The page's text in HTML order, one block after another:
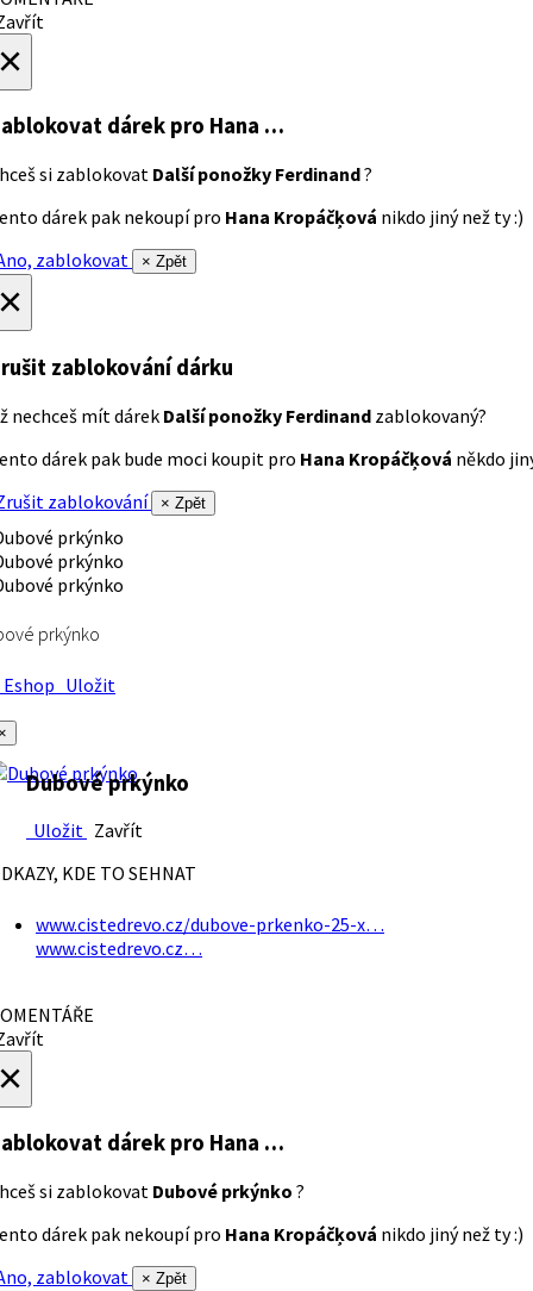
dárek pro Hana …
si zablokovat Další ponožky Ferdinand?
dárek pak nekoupí pro Hana Kropáčķová nikdo jiný než ty :)
zablokovat
× Zpět
zablokování dárku
nechceš mít dárek Další ponožky Ferdinand zablokovaný?
dárek pak bude moci koupit pro Hana Kropáčķová někdo
zablokování
× Zpět
prkýnko
Uložit
Dubové prkýnko
Uložit Zavřít
KDE TO SEHNAT
www.cistedrevo.cz/dubove-prkenko-25-x…
www.cistedrevo.cz…
dárek pro Hana …
si zablokovat Dubové prkýnko ?
dárek pak nekoupí pro Hana Kropáčķová nikdo jiný než ty :)
zablokovat
× Zpět